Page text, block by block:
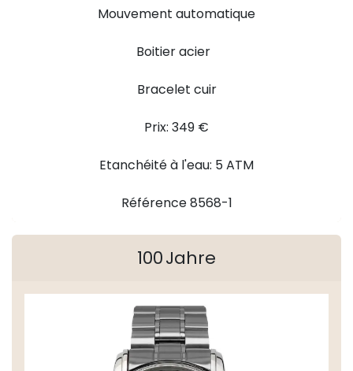
Mouvement automatique
Boitier acier
Bracelet cuir
Prix: 349 €
Etanchéité à l'eau: 5 ATM
Référence 8568-1
100 Jahre